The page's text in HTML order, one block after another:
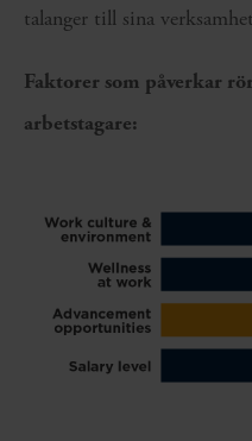
talanger till sina
Faktorer som påverkar
arbetstagare: